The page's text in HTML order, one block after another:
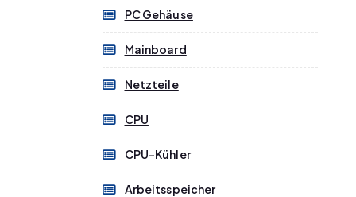
PC Gehäuse
Mainboard
Netzteile
CPU
CPU-Kühler
Arbeitsspeicher